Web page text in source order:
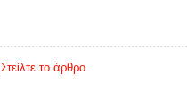
Στείλτε το άρθρο